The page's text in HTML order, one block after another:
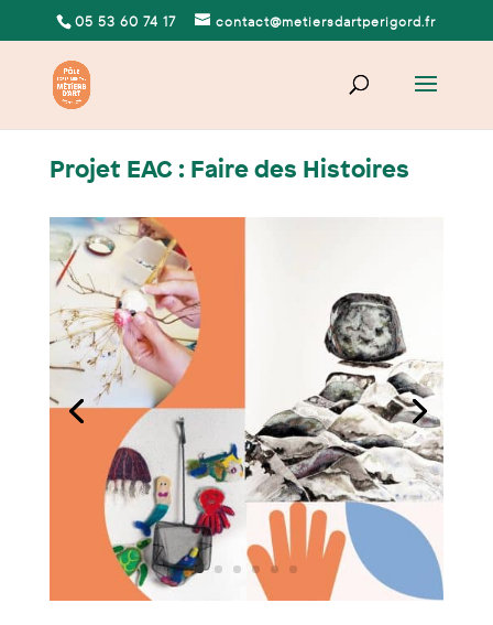
05 53 60 74 17 contact@metiersdartperigord.fr
Projet EAC : Faire des Histoires